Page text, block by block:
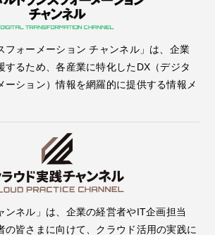
フォーメーション チャンネル」は、企業
するため、各産業に特化したDX（デジタ
ーション）情報を網羅的に提供する情報メ
ンネル」は、企業の経営者やIT企画担当
の皆さまに向けて、クラウド活用の実践に